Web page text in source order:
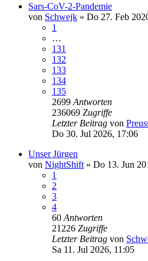
Sars-CoV-2-Pandemie
von Schwejk » Do 27. Feb
1
…
131
132
133
134
135
2699 Antworten
236069 Zugriffe
Letzter Beitrag von
Do 30. Jul 2026, 17:06
Unser Jürgen
von NightShift » Do 13. Jun
1
2
3
4
60 Antworten
21226 Zugriffe
Letzter Beitrag von
Sa 11. Jul 2026, 11:05